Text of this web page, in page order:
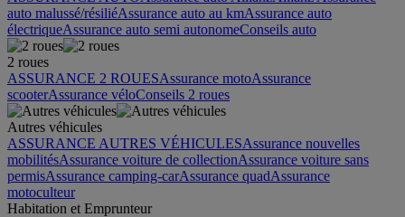
auto malussé/résiliéAssurance auto au kmAssurance auto
électriqueAssurance auto semi autonomeConseils auto
2 roues
ASSURANCE 2 ROUESAssurance motoAssurance
scooterAssurance véloConseils 2 roues
Autres véhicules
ASSURANCE AUTRES VÉHICULESAssurance nouvelles
mobilitésAssurance voiture de collectionAssurance voiture sans
permisAssurance camping-carAssurance quadAssurance
motoculteur
Habitation et Emprunteur